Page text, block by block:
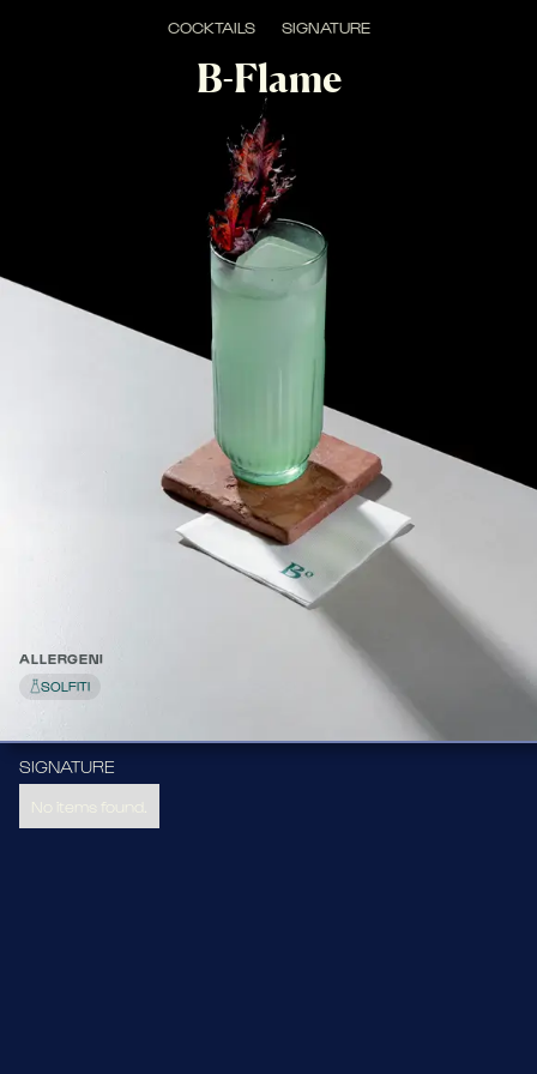
COCKTAILS SIGNATURE
B-Flame
PICCANTE, FRESCO, ACIDO
Tequila e Mezcal dal tono piccante con sciroppo di Sichuan
Tequila, Mezcal, Sciroppo di Sichuan, Limone
ALLERGENI
SOLFITI
12,70
SIGNATURE
No items found.